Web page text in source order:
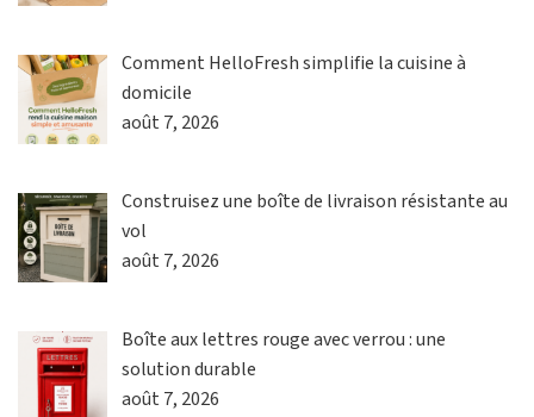
Comment HelloFresh simplifie la cuisine à
domicile
août 7, 2026
Construisez une boîte de livraison résistante au
vol
août 7, 2026
Boîte aux lettres rouge avec verrou : une
solution durable
août 7, 2026